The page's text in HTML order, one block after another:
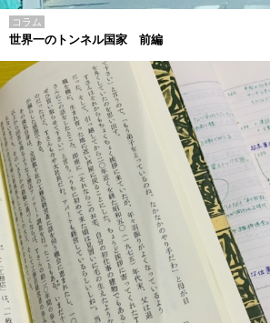
コラム
世界一のトンネル国家 前編